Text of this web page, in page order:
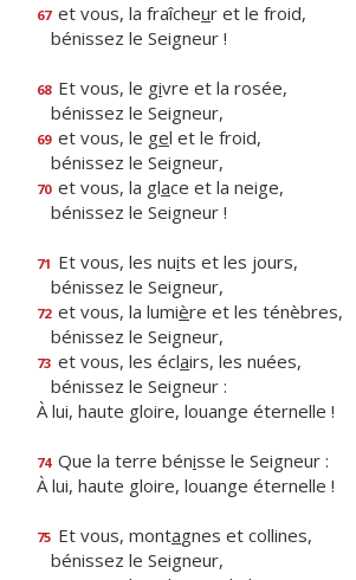
67 et vous, la fraîcheur et le froid,
bénissez le Seigneur !
68 Et vous, le givre et la rosée,
bénissez le Seigneur,
69 et vous, le gel et le froid,
bénissez le Seigneur,
70 et vous, la glace et la neige,
bénissez le Seigneur !
71 Et vous, les nuits et les jours,
bénissez le Seigneur,
72 et vous, la lumière et les ténèbres,
bénissez le Seigneur,
73 et vous, les éclairs, les nuées,
bénissez le Seigneur :
À lui, haute gloire, louange éternelle !
74 Que la terre bénisse le Seigneur :
À lui, haute gloire, louange éternelle !
75 Et vous, montagnes et collines,
bénissez le Seigneur,